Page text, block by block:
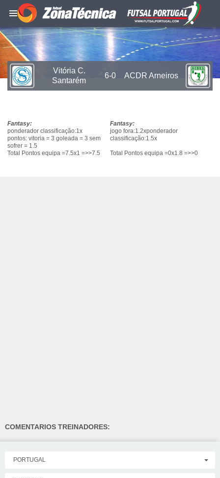
Vitória C.
Santarém
6-0 ACDR Arneiros
Fantasy:
ponderador classificação:1x
pontos: vitoria = 3 goleada = 3 sem
sofrer = 1.5
Total Pontos equipa =7.5x1 =>>7.5
Fantasy:
jogo fora:1.2xponderador
classificação:1.5x
Total Pontos equipa =0x1.8 =>>0
COMENTARIOS TREINADORES:
PORTUGAL